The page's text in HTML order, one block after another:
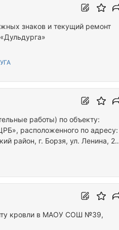
знаков и текущий ремонт
работы) по объекту:
расположенного по адресу:
район, г. Борзя, ул. Ленина, 21
кровли в МАОУ СОШ №39,